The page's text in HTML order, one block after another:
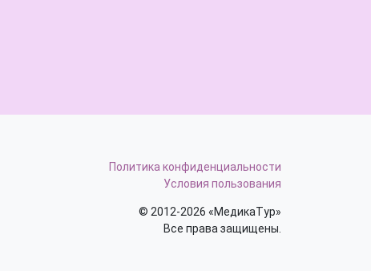
Политика конфиденциальности
Условия пользования
© 2012-2026 «МедикаТур»
Все права защищены.